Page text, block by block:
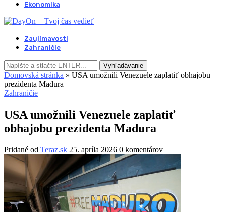
Ekonomika
Zaujímavosti
Zahraničie
Vyhľadávanie
Domovská stránka » USA umožnili Venezuele zaplatiť obhajobu
prezidenta Madura
Zahraničie
USA umožnili Venezuele zaplatiť
obhajobu prezidenta Madura
Pridané od Teraz.sk 25. apríla 2026 0 komentárov